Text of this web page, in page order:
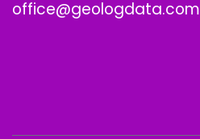
office@geologdata.com